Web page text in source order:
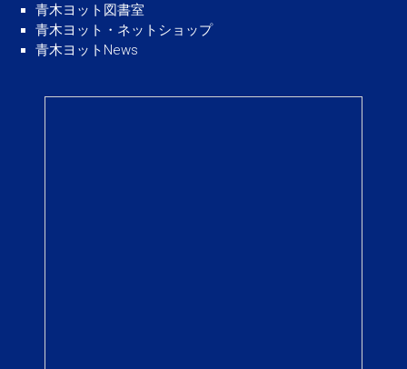
青木ヨット図書室
青木ヨット・ネットショップ
青木ヨットNews